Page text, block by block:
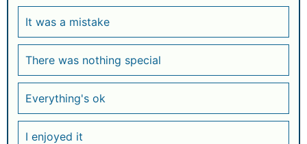
It was a mistake
There was nothing special
Everything's ok
I enjoyed it